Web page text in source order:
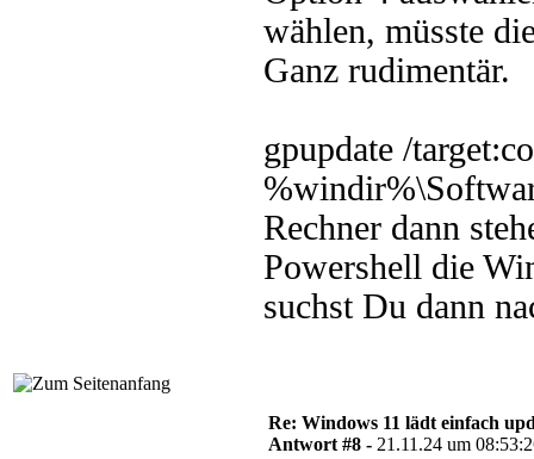
wählen, müsste
Ganz rudimentär.
gpupdate /
Rechner dann
Powershell die
suchst Du dann
Re: Windows 11 lädt einfach
Antwort #8 - 21.11.24 um